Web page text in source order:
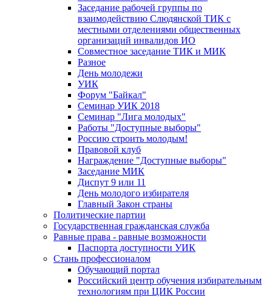
Заседание рабочей группы по
взаимодействию Слюдянской ТИК с
местными отделениями общественных
организаций инвалидов ИО
Совместное заседание ТИК и МИК
Разное
День молодежи
УИК
Форум "Байкал"
Семинар УИК 2018
Семинар "Лига молодых"
Работы "Доступные выборы"
Россию строить молодым!
Правовой клуб
Награждение "Доступные выборы"
Заседание МИК
Диспут 9 или 11
День молодого избирателя
Главный Закон страны
Политические партии
Государственная гражданская служба
Равные права - равные возможности
Паспорта доступности УИК
Стань профессионалом
Обучающий портал
Российский центр обучения избирательным
технологиям при ЦИК России